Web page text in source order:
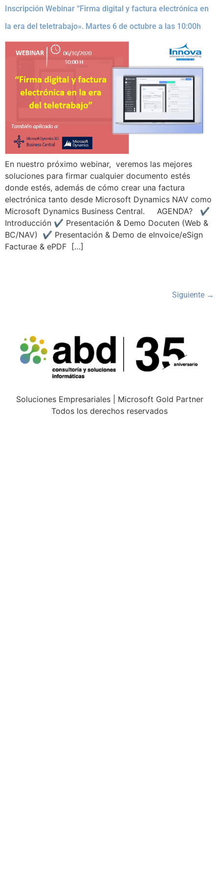
Inscripción Webinar “Firma digital y factura electrónica en
la era del teletrabajo». Martes 6 de octubre a las 10:00h
En nuestro próximo webinar, veremos las mejores
soluciones para firmar cualquier documento estés
donde estés, además de cómo crear una factura
electrónica tanto desde Microsoft Dynamics NAV como
Microsoft Dynamics Business Central. AGENDA? ✔
Introducción ✔ Presentación & Demo Docuten (Web &
BC/NAV) ✔ Presentación & Demo de eInvoice/eSign
Facturae & ePDF […]
Siguiente →
Soluciones Empresariales | Microsoft Gold Partner
Todos los derechos reservados